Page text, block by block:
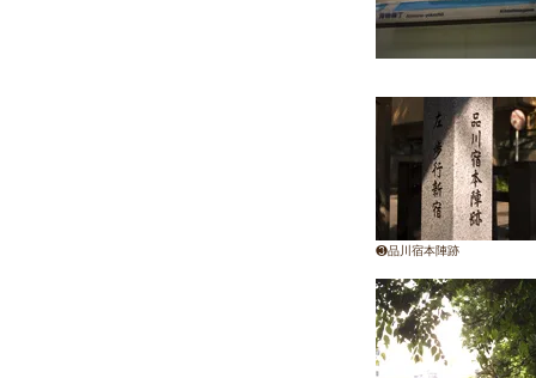
❸品川宿本陣跡